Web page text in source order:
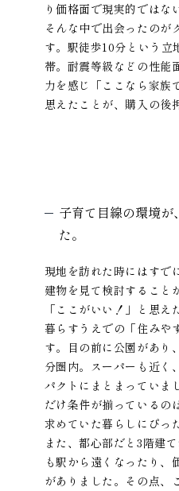
り価格面で現実的ではな
そんな中で出会ったのが
す。駅徒歩10分という立
帯。耐震等級などの性能
力を感じ「ここなら家族
思えたことが、購入の後
子育て目線の環境が
た。
現地を訪れた時にはすで
建物を見て検討すること
「ここがいい！」と思え
暮らすうえでの「住みや
す。目の前に公園があり
分圏内。スーパーも近く
パクトにまとまっていま
だけ条件が揃っているの
求めていた暮らしにぴっ
また、都心部だと3階建
も駅から遠くなったり、
がありました。その点、